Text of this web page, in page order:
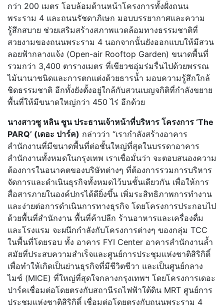
กว่า 200 เมตร โอบล้อมด้านหน้าโครงการทั้งฝั่งถนน
พระราม 4 และถนนรัชดาภิเษก มอบบรรยากาศและความ
รู้สึกสบาย ช่วยเสริมสร้างสภาพแวดล้อมทางธรรมชาติที่
สวยงามของถนนพระราม 4 นอกจากนั้นยังออกแบบให้มีสวน
ลอยฟ้ากลางแจ้ง (Open-air Rooftop Garden) ขนาดพื้นที่
รวมกว่า 3,400 ตารางเมตร ที่เขียวชอุ่มร่มรื่นไปด้วยพรรณ
ไม้นานาชนิดและการตกแต่งด้วยธารน้ำ มอบความรู้สึกใกล้
ชิดธรรมชาติ อีกทั้งยังตั้งอยู่ใกล้กับสวนเบญจกิติที่กำลังขยาย
พื้นที่ให้มีขนาดใหญ่กว่า 450 ไร่ อีกด้วย
นางสาวซู หลิน ซูน ประธานเจ้าหน้าที่บริหาร โครงการ ‘The
PARQ’ (เดอะ ปาร์ค) กล่าวว่า “เรากำลังสร้างอาคาร
สำนักงานที่มีขนาดพื้นที่ต่อชั้นใหญ่ที่สุดในบรรดาอาคาร
สำนักงานทั้งหมดในกรุงเทพ เราเชื่อมั่นว่า จะตอบสนองความ
ต้องการในอนาคตของบริษัทต่างๆ ที่ต้องการรวมการบริหาร
จัดการและดำเนินธุรกิจทั้งหมดไว้บนชั้นเดียวกัน เพื่อให้การ
สื่อสารภายในองค์ปกรได้ดียิ่งขึ้น เพิ่มระสิทธิภาพการทำงาน
และง่ายต่อการดำเนินการทางธุรกิจ โดยโครงการประกอบไป
ด้วยพื้นที่สำนักงาน พื้นที่ค้าปลีก ร้านอาหารและเครื่องดื่ม
และโรงแรม จะผนึกกำลังกับโครงการต่างๆ ของกลุ่ม TCC
ในพื้นที่โดยรอบ ทั้ง อาคาร FYI Center อาคารสำนักงานล้ำ
สมัยที่ประสบความสำเร็จและศูนย์การประชุมแห่งชาติสิริกิติ์
เพื่อทำให้เกิดเป็นย่านธุรกิจที่มีชีวิตชีวา และเป็นศูนย์กลาง
ไมซ์ (MICE) ที่ใหญ่ที่สุดใจกลางกรุงเทพฯ โดยโครงการเดอะ
ปาร์คเชื่อมต่อโดยตรงกับสถานีรถไฟฟ้าใต้ดิน MRT ศูนย์การ
ประชุมแห่งชาติสิริกิติ์ เชื่อมต่อโดยตรงกับถนนพระราม 4